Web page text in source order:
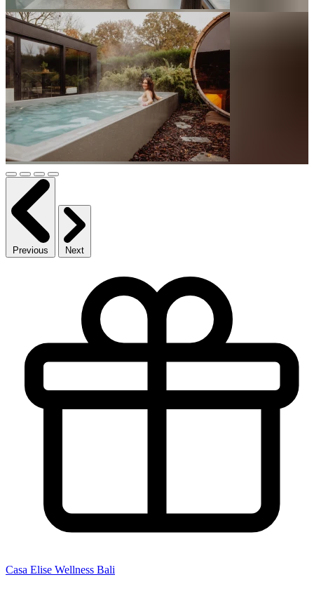
Previous Next
Casa Elise Wellness Bali